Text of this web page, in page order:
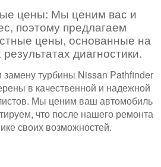
цены: Мы ценим вас и
поэтому предлагаем
цены, основанные на
диагностики.
турбины Nissan Pathfinder
в качественной и надежной
Мы ценим ваш автомобиль
что после нашего ремонта
своих возможностей.